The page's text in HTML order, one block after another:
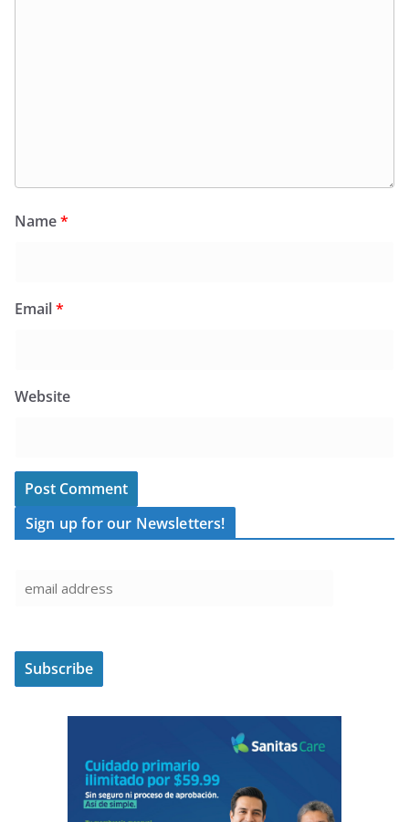
Name*
Email*
Website
Sign up for our Newsletters!